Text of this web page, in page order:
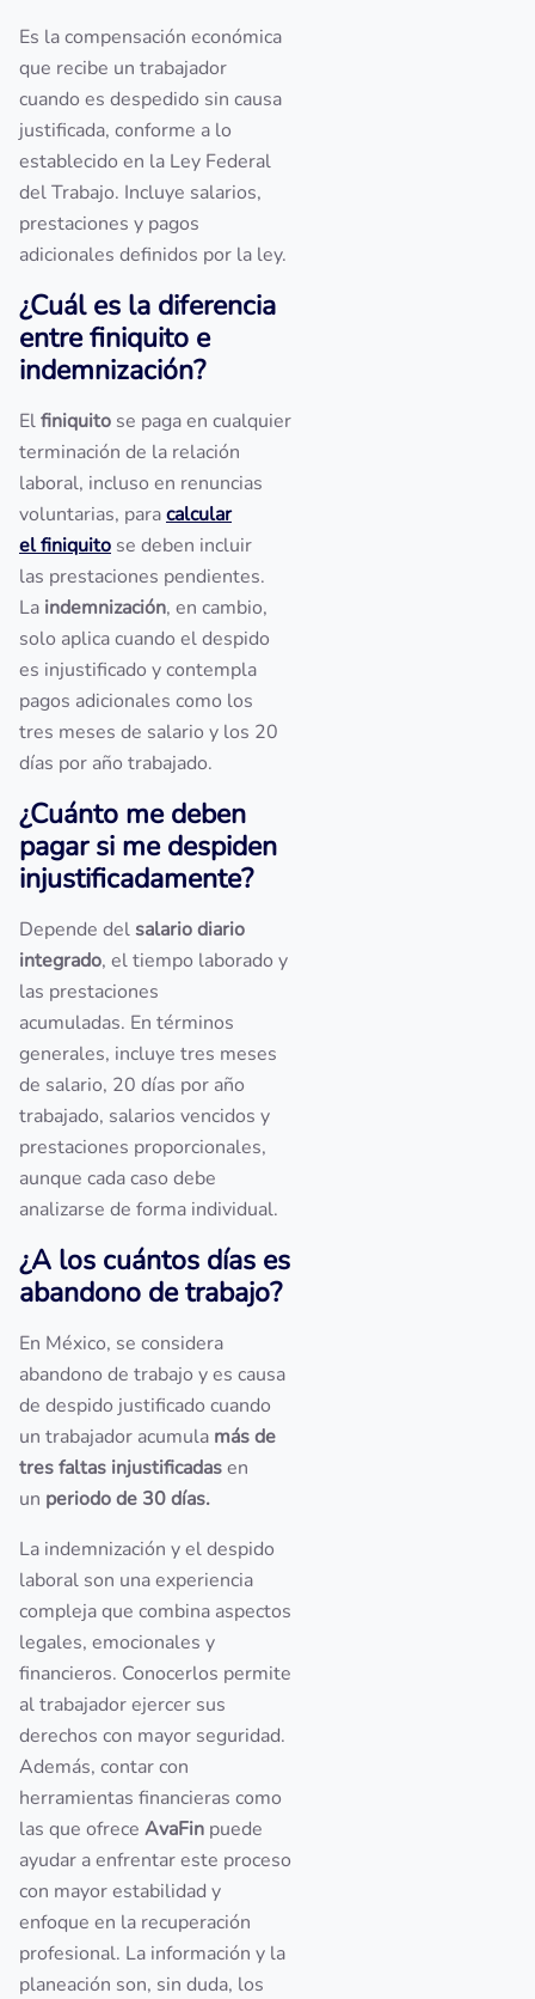
Es la compensación económica
que recibe un trabajador
cuando es despedido sin causa
justificada, conforme a lo
establecido en la Ley Federal
del Trabajo. Incluye salarios,
prestaciones y pagos
adicionales definidos por la ley.
¿Cuál es la diferencia
entre finiquito e
indemnización?
Elfiniquito se paga en cualquier
terminación de la relación
laboral, incluso en renuncias
voluntarias, paracalcular
el finiquito se deben incluir
las prestaciones pendientes.
La indemnización, en cambio,
solo aplica cuando el despido
es injustificado y contempla
pagos adicionales como los
tres meses de salario y los 20
días por año trabajado.
¿Cuánto me deben
pagar si me despiden
injustificadamente?
Depende delsalario diario
integrado, el tiempo laborado y
las prestaciones
acumuladas. En términos
generales, incluye tres meses
de salario, 20 días por año
trabajado, salarios vencidos y
prestaciones proporcionales,
aunque cada caso debe
analizarse de forma individual.
¿A los cuántos días es
abandono de trabajo?
En México, se considera
abandono de trabajo y es causa
de despido justificado cuando
un trabajador acumula más de
tres faltas injustificadasen
un periodo de 30 días.
La indemnización y el despido
laboral son una experiencia
compleja que combina aspectos
legales, emocionales y
financieros. Conocerlos permite
al trabajador ejercer sus
derechos con mayor seguridad.
Además, contar con
herramientas financieras como
las que ofrece AvaFin puede
ayudar a enfrentar este proceso
con mayor estabilidad y
enfoque en la recuperación
profesional. La información y la
planeación son, sin duda, los